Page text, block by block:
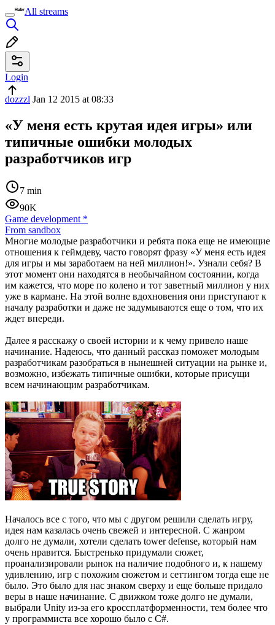
All streams
Login
dozzzl Jan 12 2015 at 08:33
«У меня есть крутая идея игры» или
типичные ошибки молодых
разработчиков игр
7 min
90K
Game development *
From sandbox
Многие молодые разработчики и ребята пока еще не имеющие
отношения к геймдеву, часто говорят фразу «У меня есть идея
для игры и мы заработаем на ней миллион!». Узнали себя? В
этот момент они находятся в необычайном состоянии, когда
им кажется, что море по колено и тот заветный миллион у них
уже в кармане. На этой волне вдохновения они приступают к
началу разработки и даже не задумываются еще о том, что их
ждет впереди.
Далее я расскажу о своей истории и к чему привело наше
начинание. Надеюсь, что данный рассказ поможет молодым
разработчикам разобраться в нынешней ситуации на рынке и,
возможно, избежать типичные ошибки, которые присущи
всем начинающим разработчикам.
Началось все с того, что мы с другом решили сделать игру,
идея нам казалась очень свежей и интересной. С жанром
долго не думали, хотели сделать tower defense, который нам
очень нравится. Быстренько придумали сюжет,
проанализировали рынок на наличие подобного и, к нашему
удивлению, игр с похожим сюжетом и сеттингом тогда еще не
было. Это было для нас знаком сверху и еще больше придало
веры в наше начинание. С движком тоже долго не думали,
выбрали Unity из-за его кроссплатформенности, тем более что
у программиста все хорошо было с C#.